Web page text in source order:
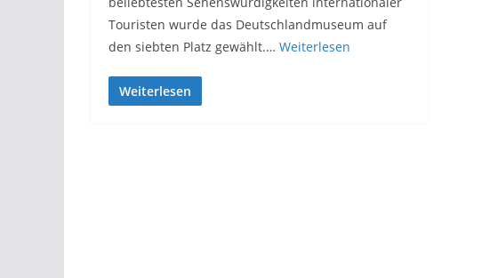
Touristen wurde das Deutschlandmuseum auf
den siebten Platz gewählt.… Weiterlesen
Weiterlesen